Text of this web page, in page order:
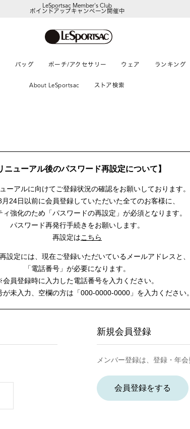
LeSportsac Member's Club
ポイントアップキャンペーン開催中
バッグ ポーチ/アクセサリー ウェア ランキング
About LeSportsac ストア検索
ニューアル後のパスワード再設定について】
ーアルに向けてご登録状況の確認をお願いしております。
24日以前に会員登録していただいた全てのお客様に、
ィ強化のため「パスワードの再設定」が必須となります。
パスワード再発行手続きをお願いします。
再設定はこちら
設定には、 現在ご登録いただいているメールアドレスと、
「電話番号」が必要になります。
員登録時に入力した電話番号を入力ください。
が未入力、空欄の方は 「000-0000-0000」を入力ください。
新規会員登録
メンバー登録は、登録・年会
会員登録をする